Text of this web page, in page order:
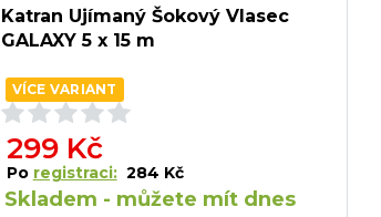
Katran Ujímaný Šokový Vlasec
GALAXY 5 x 15 m
VÍCE VARIANT
299 Kč
Po registraci: 284 Kč
Skladem - můžete mít dnes